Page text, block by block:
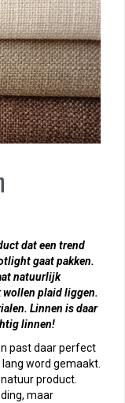
dat een trend
gaat pakken.
natuurlijk
wollen plaid liggen.
Linnen is daar
linnen!
past daar perfect
word gemaakt.
product.
maar